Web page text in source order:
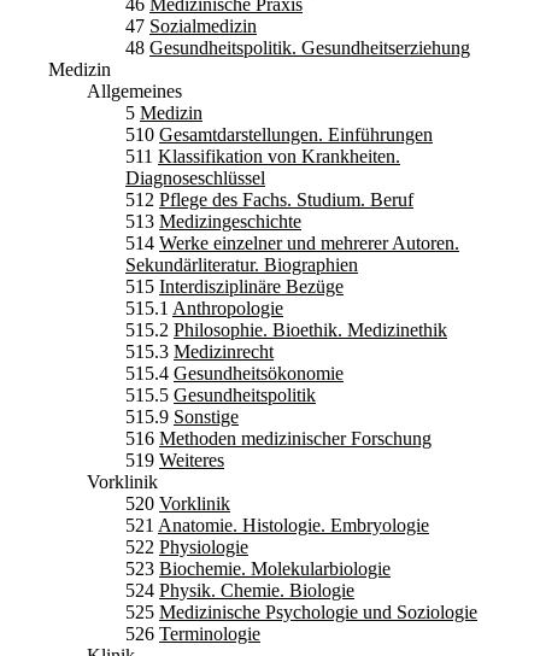
47 Sozialmedizin
48 Gesundheitspolitik. Gesundheitserziehung
Medizin
Allgemeines
5 Medizin
510 Gesamtdarstellungen. Einführungen
511 Klassifikation von Krankheiten.
Diagnoseschlüssel
512 Pflege des Fachs. Studium. Beruf
513 Medizingeschichte
514 Werke einzelner und mehrerer Autoren.
Sekundärliteratur. Biographien
515 Interdisziplinäre Bezüge
515.1 Anthropologie
515.2 Philosophie. Bioethik. Medizinethik
515.3 Medizinrecht
515.4 Gesundheitsökonomie
515.5 Gesundheitspolitik
515.9 Sonstige
516 Methoden medizinischer Forschung
519 Weiteres
Vorklinik
520 Vorklinik
521 Anatomie. Histologie. Embryologie
522 Physiologie
523 Biochemie. Molekularbiologie
524 Physik. Chemie. Biologie
525 Medizinische Psychologie und Soziologie
526 Terminologie